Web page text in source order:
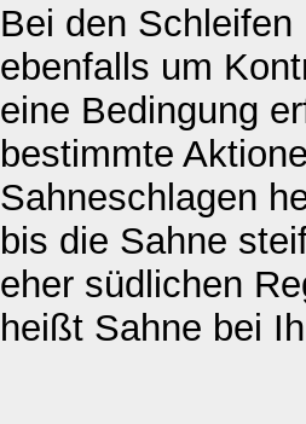
Bei den
ebenfalls um
eine Bedingung
bestimmte
Sahneschlagen
bis die Sahne
eher südlichen
heißt Sahne bei